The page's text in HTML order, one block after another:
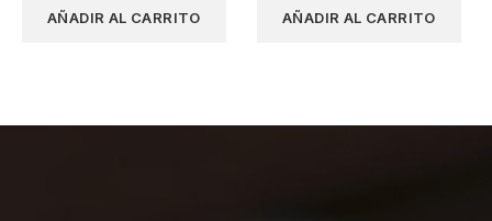
AÑADIR AL CARRITO AÑADIR AL CARRITO